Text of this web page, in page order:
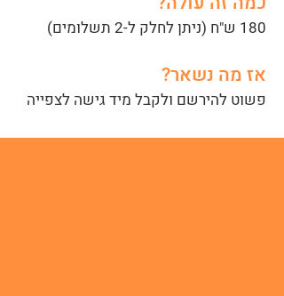
180 ש"ח (ניתן לחלק ל-2 תשלומים)
אז מה נשאר?
פשוט להירשם ולקבל מיד גישה לצפייה